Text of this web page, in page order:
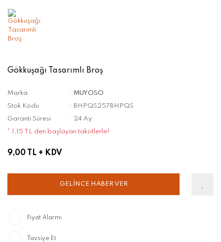
Gökkuşağı Tasarımlı Broş
Marka
MUYOSO
Stok Kodu
BHPQS257BHPQS
Garanti Süresi
24 Ay
* 1,15 TL den başlayan taksitlerle!
9,00 TL + KDV
GELİNCE HABER VER
Fiyat Alarmı
Tavsiye Et